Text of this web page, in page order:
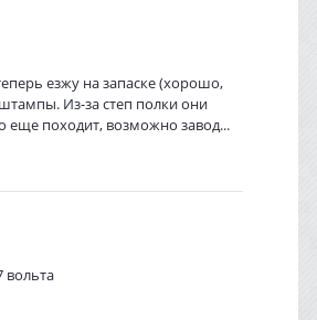
езжу на запаске (хорошо,
Из-за степ полки они
еще походит, возможно завод...
вольта